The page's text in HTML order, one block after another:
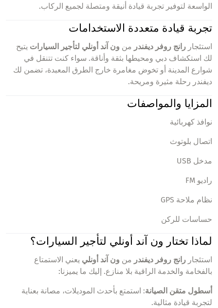
الواسعة لتوفير تجربة قيادة أنيقة ومتصلة لجميع الركاب.
تجربة قيادة متعددة الاستخدامات
استئجار رانج روفر ديفندر من ون آند أونلي لتأجير السيارات يتيح
لك استكشاف دبي ومحيطها بثقة وأناقة. سواء كنت تتنقل في
شوارع المدينة أو تخوض مغامرة خارج الطرق المعبدة، تضمن لك
ديفندر رحلة مثيرة ومريحة.
المزايا والمواصفات
نوافذ كهربائية
اتصال بلوتوث
مدخل USB
راديو FM
نظام ملاحة GPS
حساسات للركن
لماذا تختار ون آند أونلي لتأجير السيارات؟
استئجار رانج روفر ديفندر من ون آند أونلي يعني الاستمتاع
بالفخامة والخدمة الراقية بلا منازع. إليك ما يميزنا:
أسطول متقن الصيانة: استمتع بأحدث الموديلات، مصانة بعناية
لتجربة قيادة مثالية.